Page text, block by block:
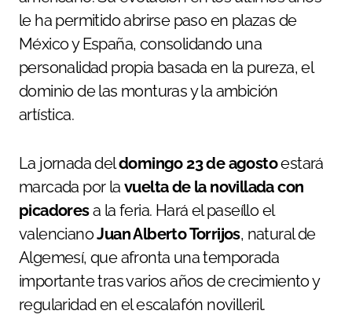
le ha permitido abrirse paso en plazas de
México y España, consolidando una
personalidad propia basada en la pureza, el
dominio de las monturas y la ambición
artística.
La jornada deldomingo 23 de agostoestará
marcada por la vuelta de la novillada con
picadoresa la feria. Hará el paseíllo el
valencianoJuan Alberto Torrijos, natural de
Algemesí, que afronta una temporada
importante tras varios años de crecimiento y
regularidad en el escalafón novilleril.